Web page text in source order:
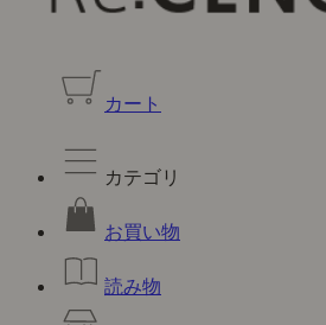
カート
カテゴリ
お買い物
読み物